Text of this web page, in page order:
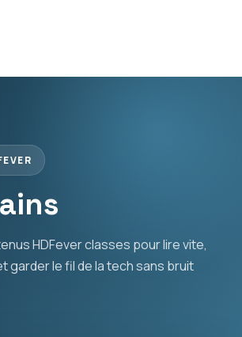
HDFever classes pour lire vite,
garder le fil de la tech sans bruit